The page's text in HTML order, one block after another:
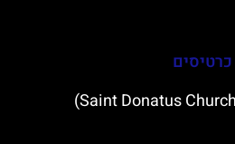
כרטיסים
כנסיית סנט דונאטוס (Saint Donatus Church)